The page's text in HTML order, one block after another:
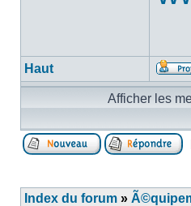
Haut
Afficher les
Index du forum »